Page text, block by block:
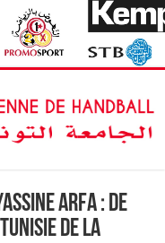
Arfa : De
de la